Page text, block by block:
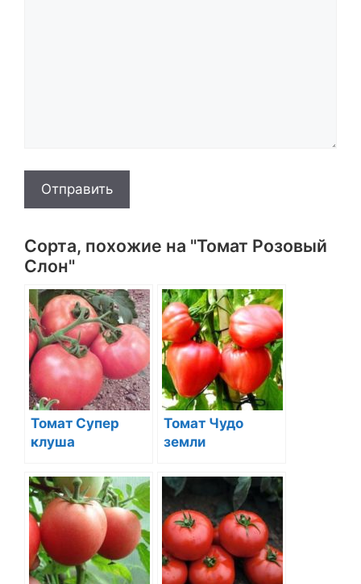
Отправить
Сорта, похожие на "Томат Розовый
Слон"
Томат Супер
клуша
Томат Чудо
земли